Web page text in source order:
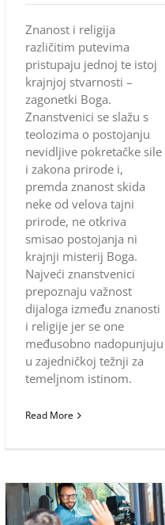
Znanost i religija
različitim putevima
pristupaju jednoj te istoj
krajnjoj stvarnosti –
zagonetki Boga.
Znanstvenici se slažu s
teolozima o postojanju
nevidljive pokretačke sile
i zakona prirode i,
premda znanost skida
neke od velova tajni
prirode, ne otkriva
smisao postojanja ni
krajnji misterij Boga.
Najveći znanstvenici
prepoznaju važnost
dijaloga između znanosti
i religije jer se one
međusobno nadopunjuju
u zajedničkoj težnji za
temeljnom istinom.
Read More